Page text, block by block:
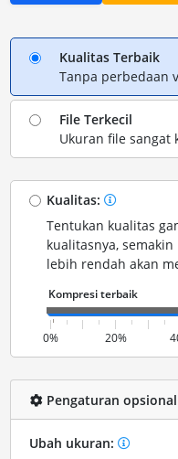
Kualitas Terbaik
Tanpa perbedaan
File Terkecil
Ukuran file sangat
Kualitas:
Tentukan kualitas
kualitasnya,
lebih rendah akan
0% 20%
Pengaturan opsional
Ubah ukuran: